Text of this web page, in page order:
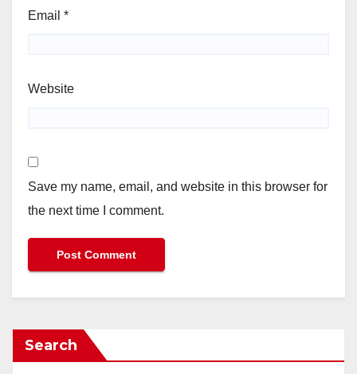
Email *
Website
Save my name, email, and website in this browser for
the next time I comment.
Search